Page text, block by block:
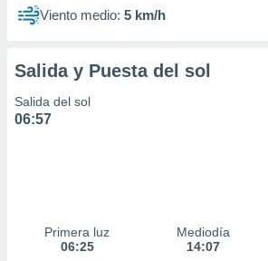
Viento medio: 5 km/h
Salida y Puesta del sol
Salida del sol
06:57
Primera luz
06:25
Mediodía
14:07